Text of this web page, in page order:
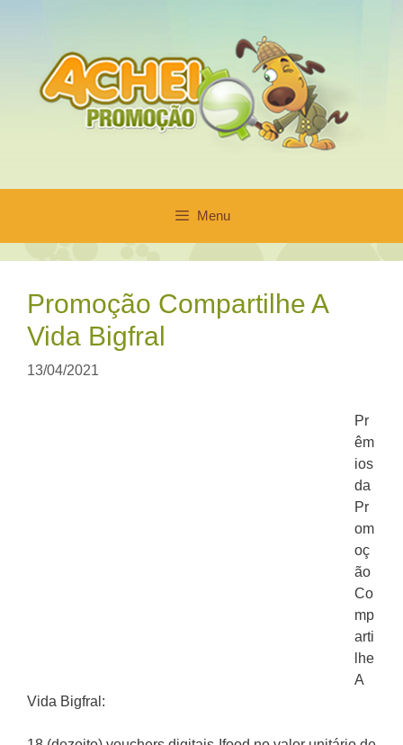
conteúdo
Menu
Promoção Compartilhe A
Vida Bigfral
13/04/2021
Pr
êm
ios
da
Pr
om
oç
ão
Co
mp
arti
lhe
A
Vida Bigfral: